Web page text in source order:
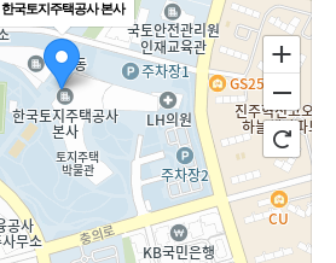
한국토지주택공사 본사